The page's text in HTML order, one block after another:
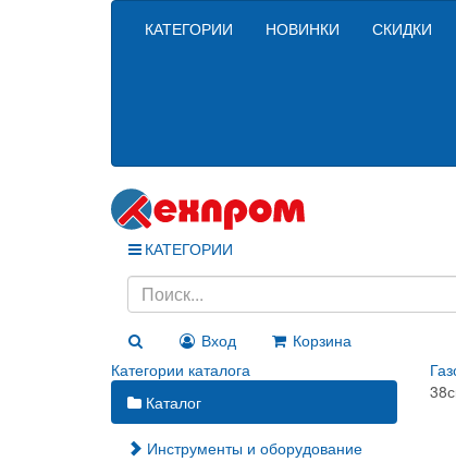
КАТЕГОРИИ НОВИНКИ СКИДКИ
КАТЕГОРИИ
Вход
Корзина
Категории каталога
Каталог
Инструменты и оборудование